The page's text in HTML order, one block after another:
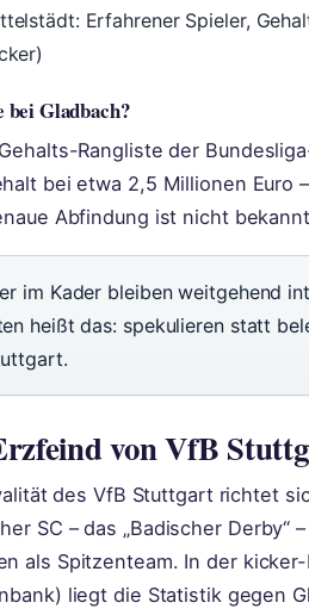
Erfahrener Spieler,
bei Gladbach?
Rangliste der
bei etwa 2,5 Millionen Euro
Abfindung ist nicht
im Kader bleiben weitgehend
heißt das: spekulieren statt
von VfB
des VfB Stuttgart richtet
SC – das „Badischer Derby“
als Spitzenteam. In der
liegt die Statistik gegen